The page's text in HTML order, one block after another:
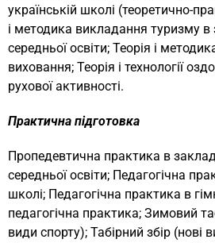
українській школі (теоретично-
і методика викладання туризму в
середньої освіти; Теорія і
виховання; Теорія і технології
рухової активності.
Практична підготовка
Пропедевтична практика в
середньої освіти; Педагогічна
школі; Педагогічна практика в
педагогічна практика; Зимовий
види спорту); Табірний збір (нові